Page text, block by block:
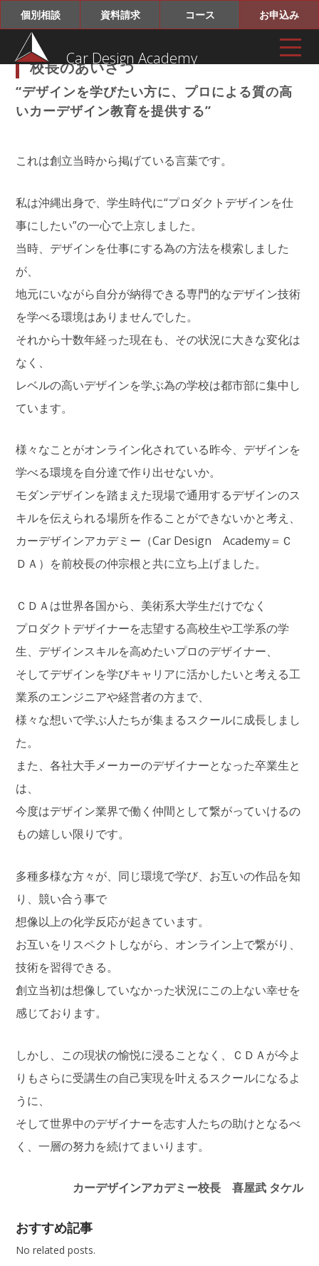
Car Design Academy
個別相談 資料請求 コース お申込み
校長のあいさつ
“デザインを学びたい方に、プロによる質の高
いカーデザイン教育を提供する”
これは創立当時から掲げている言葉です。
私は沖縄出身で、学生時代に“プロダクトデザインを仕
事にしたい”の一心で上京しました。
当時、デザインを仕事にする為の方法を模索しました
が、
地元にいながら自分が納得できる専門的なデザイン技術
を学べる環境はありませんでした。
それから十数年経った現在も、その状況に大きな変化は
なく、
レベルの高いデザインを学ぶ為の学校は都市部に集中し
ています。
様々なことがオンライン化されている昨今、デザインを
学べる環境を自分達で作り出せないか。
モダンデザインを踏まえた現場で通用するデザインのス
キルを伝えられる場所を作ることができないかと考え、
カーデザインアカデミー（Car Design Academy＝Ｃ
ＤＡ）を前校長の仲宗根と共に立ち上げました。
ＣＤＡは世界各国から、美術系大学生だけでなく
プロダクトデザイナーを志望する高校生や工学系の学
生、デザインスキルを高めたいプロのデザイナー、
そしてデザインを学びキャリアに活かしたいと考える工
業系のエンジニアや経営者の方まで、
様々な想いで学ぶ人たちが集まるスクールに成長しまし
た。
また、各社大手メーカーのデザイナーとなった卒業生と
は、
今度はデザイン業界で働く仲間として繋がっていけるの
もの嬉しい限りです。
多種多様な方々が、同じ環境で学び、お互いの作品を知
り、競い合う事で
想像以上の化学反応が起きています。
お互いをリスペクトしながら、オンライン上で繋がり、
技術を習得できる。
創立当初は想像していなかった状況にこの上ない幸せを
感じております。
しかし、この現状の愉悦に浸ることなく、ＣＤＡが今よ
りもさらに受講生の自己実現を叶えるスクールになるよ
うに、
そして世界中のデザイナーを志す人たちの助けとなるべ
く、一層の努力を続けてまいります。
カーデザインアカデミー校長 喜屋武 タケル
おすすめ記事
No related posts.